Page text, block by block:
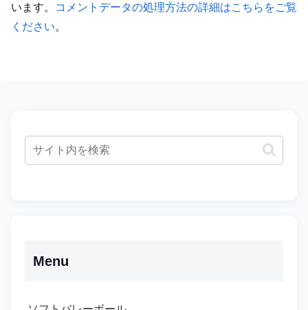
います。
コメントデータの処理方法の詳細はこちらをご覧
ください。
Menu